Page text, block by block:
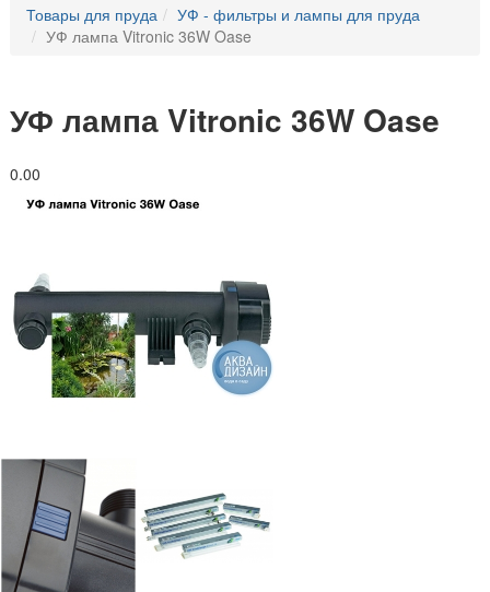
Товары для пруда
УФ - фильтры и лампы для пруда
УФ лампа Vitronic 36W Oase
УФ лампа Vitronic 36W Oase
0.00